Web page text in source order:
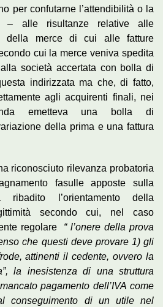
per confutarne l’attendibilità o la
– alle risultanze relative alle
della merce di cui alle fatture
cui la merce veniva spedita
società accertata con bolla di
indirizzata ma che, di fatto,
agli acquirenti finali, nei
emetteva una bolla di
della prima e una fattura
riconosciuto rilevanza probatoria
fasulle apposte sulla
ribadito l’orientamento della
secondo cui, nel caso
regolare “ l’onere della prova
che questi deve provare 1) gli
attinenti il cedente, ovvero la
la inesistenza di una struttura
pagamento dell’IVA come
conseguimento di un utile nel